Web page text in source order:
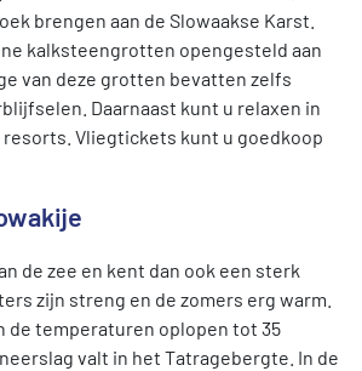
brengen aan de Slowaakse Karst.
kalksteengrotten opengesteld aan
van deze grotten bevatten zelfs
Daarnaast kunt u relaxen in
resorts. Vliegtickets kunt u goedkoop
de zee en kent dan ook een sterk
zijn streng en de zomers erg warm.
de temperaturen oplopen tot 35
valt in het Tatragebergte. In de